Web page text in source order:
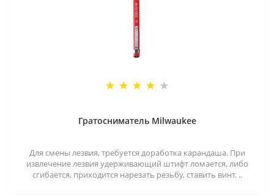
Гратосниматель Milwaukee
Для смены лезвия, требуется доработка карандаша. При
извлечение лезвия удерживающий штифт ломается, либо
сгибается, приходится нарезать резьбу, ставить винт. ..